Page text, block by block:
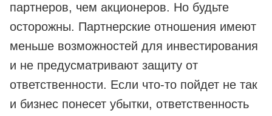
партнеров, чем акционеров. Но будьте
осторожны. Партнерские отношения имеют
меньше возможностей для инвестирования
и не предусматривают защиту от
ответственности. Если что-то пойдет не так
и бизнес понесет убытки, ответственность